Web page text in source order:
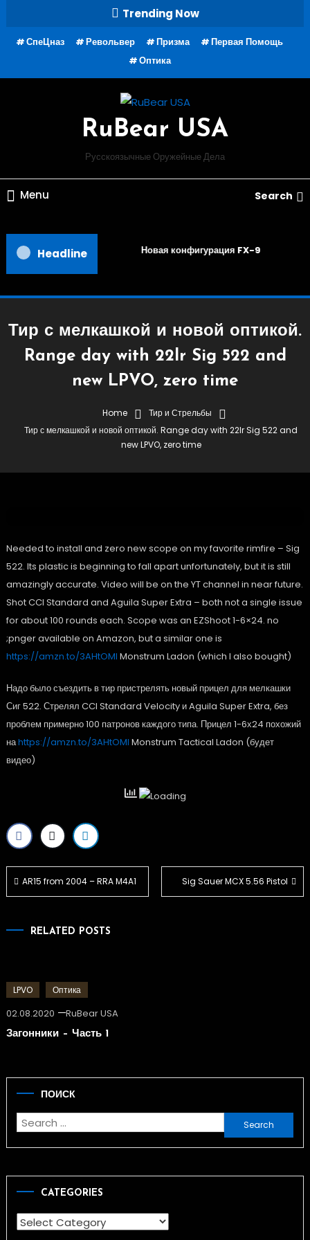
Content
Trending Now
СпеЦназ Револьвер Призма
Первая Помощь
Оптика
RuBear USA
Русскоязычные Оружейные Дела
Menu Search
Headline Новая конфигурация FX-9
Тир с мелкашкой и новой оптикой.
Range day with 22lr Sig 522 and
new LPVO, zero time
Home
Тир и Стрельбы
Тир с мелкашкой и новой оптикой. Range day with 22lr Sig 522 and
new LPVO, zero time
Sig Sauer 522 Тир и Стрельбы
20.08.2024 RuBear USA
Оптикой. Range Day With 22lr
Needed to install and zero new scope on my favorite rimfire – Sig
522. Its plastic is beginning to fall apart unfortunately, but it is still
amazingly accurate. Video will be on the YT channel in near future.
Shot CCI Standard and Aguila Super Extra – both not a single issue
for about 100 rounds each. Scope was an EZShoot 1-6×24. no
;pnger available on Amazon, but a similar one is
https://amzn.to/3AHtOMI Monstrum Ladon (which I also bought)
Надо было съездить в тир пристрелять новый прицел для мелкашки
Сиг 522. Стрелял CCI Standard Velocity и Aguila Super Extra, без
проблем примерно 100 патронов каждого типа. Прицел 1-6х24 похожий
наhttps://amzn.to/3AHtOMI Monstrum Tactical Ladon (будет
видео)
Post
AR15 from 2004 – RRA M4A1 Sig Sauer MCX 5.56 Pistol
RELATED POSTS
LPVO Оптика
02.08.2020 RuBear USA
Загонники – Часть 1
ПОИСК
Search
for:
CATEGORIES
Categories